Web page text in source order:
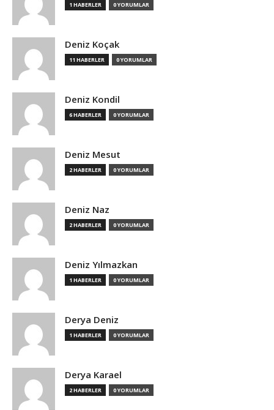
1 HABERLER 0 YORUMLAR
Deniz Koçak
11 HABERLER 0 YORUMLAR
Deniz Kondil
6 HABERLER 0 YORUMLAR
Deniz Mesut
2 HABERLER 0 YORUMLAR
Deniz Naz
2 HABERLER 0 YORUMLAR
Deniz Yılmazkan
1 HABERLER 0 YORUMLAR
Derya Deniz
1 HABERLER 0 YORUMLAR
Derya Karael
2 HABERLER 0 YORUMLAR